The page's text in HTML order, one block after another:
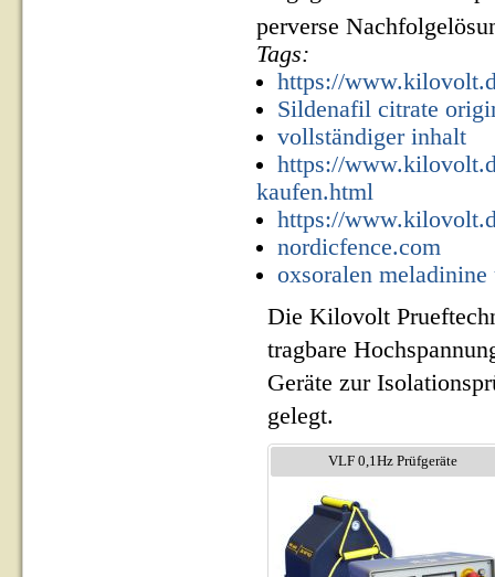
perverse
Tags:
https://
Sildenafil citrate
vollständiger inhalt
https://
kaufen.html
https://
nordicfence.com
oxsoralen
Die Kilovolt
tragbare
Geräte zur
gelegt.
VLF 0,1Hz Prüfgeräte